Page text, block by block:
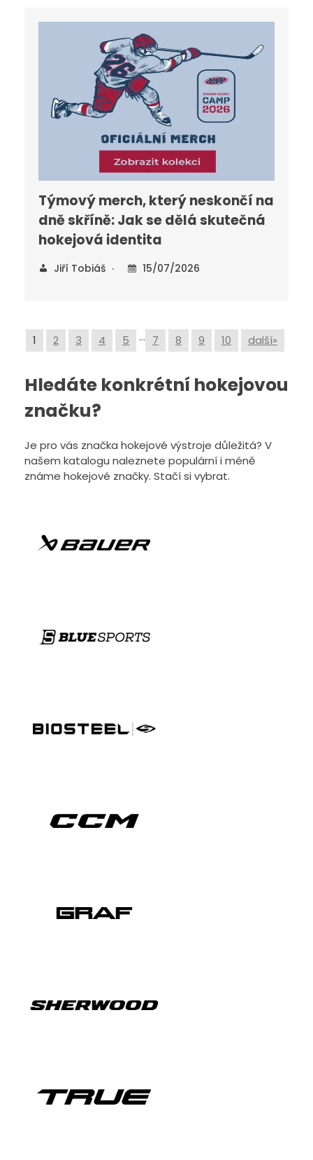
Týmový merch, který neskončí na
dně skříně: Jak se dělá skutečná
hokejová identita
Jiří Tobiáš 15/07/2026
1 2 3 4 5 … 7 8 9 10 další»
Hledáte konkrétní hokejovou
značku?
Je pro vás značka hokejové výstroje důležitá? V
našem katalogu naleznete populární i méně
známe hokejové značky. Stačí si vybrat.